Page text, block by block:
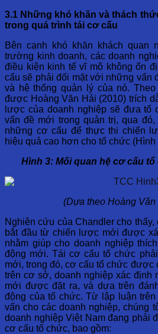
3.1 Những khó khăn và thách
trong quá trình tái cơ cấu
Bên cạnh khó khăn khách quan
trường kinh doanh, các doanh
điều kiện kinh tế vĩ mô không ổn
cấu sẽ phải đối mặt với những vấn
và hệ thống quản lý của nó.
được Hoàng Văn Hải (2010) trích
lược của doanh nghiệp sẽ đưa tổ
vấn đề mới trong quản trị, qua
những cơ cấu để thực thi chiến
hiệu quả cao hơn cho tổ chức (Hình
Hình 3: Mối quan hệ cơ cấu
(Dựa theo Hoàng Văn
Nghiên cứu của Chandler cho
bắt đầu từ chiến lược mới được
nhằm giúp cho doanh nghiệp
động mới. Tái cơ cấu tổ chức
mới, trong đó, cơ cấu tổ chức được
trên cơ sở, doanh nghiệp xác định
mới được đặt ra, và dựa trên
động của tổ chức. Từ lập luận
vấn cho các doanh nghiệp, chúng
doanh nghiệp Việt Nam đang phải
cơ cấu tổ chức, bao gồm: